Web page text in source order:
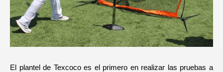
El plantel de Texcoco es el primero en realizar las pruebas a